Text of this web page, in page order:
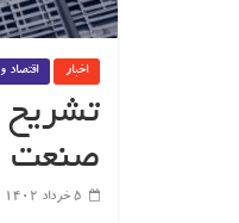
اخبار اقتصاد
تشریح
صنعت
۵ خرداد ۱۴۰۲